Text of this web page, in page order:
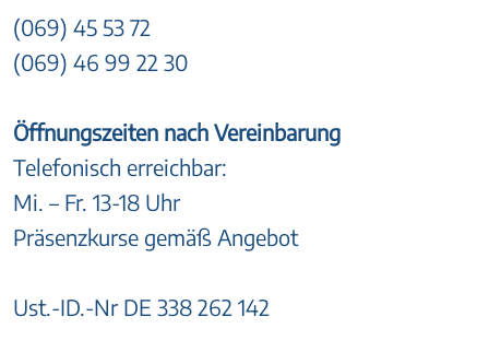
(069) 45 53 72
(069) 46 99 22 30
Öffnungszeiten nach Vereinbarung
Telefonisch erreichbar:
Mi. – Fr. 13-18 Uhr
Präsenzkurse gemäß Angebot
Ust.-ID.-Nr DE 338 262 142